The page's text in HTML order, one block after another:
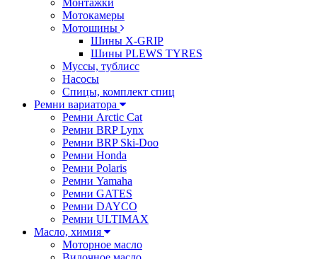
Монтажки
Мотокамеры
Мотошины
Шины X-GRIP
Шины PLEWS TYRES
Муссы, тублисс
Насосы
Спицы, комплект спиц
Ремни вариатора
Ремни Arctic Cat
Ремни BRP Lynx
Ремни BRP Ski-Doo
Ремни Honda
Ремни Polaris
Ремни Yamaha
Ремни GATES
Ремни DAYCO
Ремни ULTIMAX
Масло, химия
Моторное масло